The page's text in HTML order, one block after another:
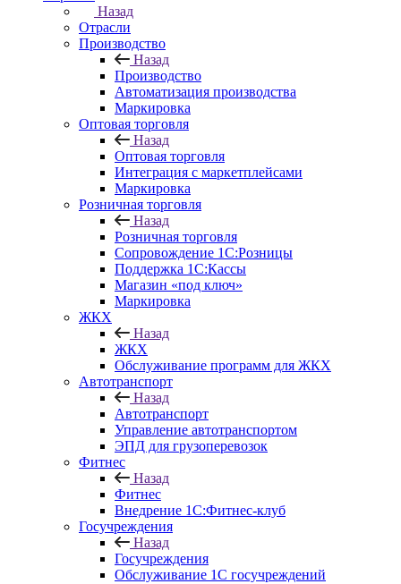
Назад
Отрасли
Производство
Назад
Производство
Автоматизация производства
Маркировка
Оптовая торговля
Назад
Оптовая торговля
Интеграция с маркетплейсами
Маркировка
Розничная торговля
Назад
Розничная торговля
Сопровождение 1С:Розницы
Поддержка 1С:Кассы
Магазин «под ключ»
Маркировка
ЖКХ
Назад
ЖКХ
Обслуживание программ для ЖКХ
Автотранспорт
Назад
Автотранспорт
Управление автотранспортом
ЭПД для грузоперевозок
Фитнес
Назад
Фитнес
Внедрение 1С:Фитнес-клуб
Госучреждения
Назад
Госучреждения
Обслуживание 1С госучреждений